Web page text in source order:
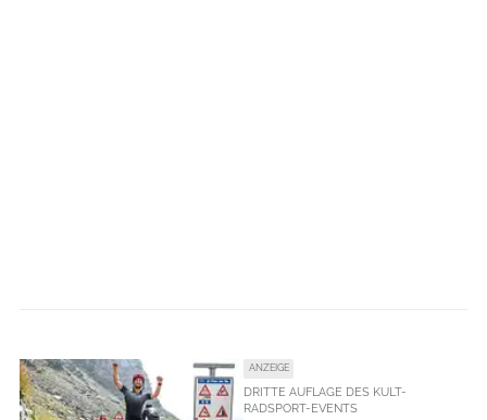
ANZEIGE
DRITTE AUFLAGE DES KULT-
RADSPORT-EVENTS